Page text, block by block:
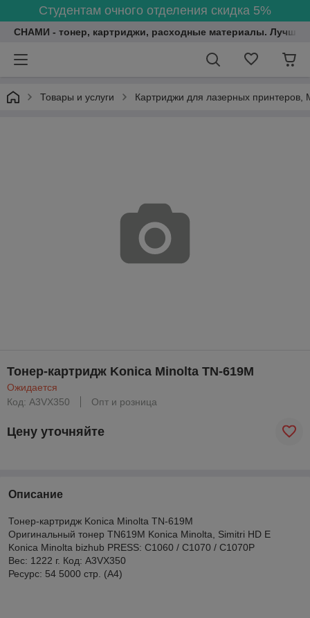
Студентам очного отделения скидка 5%
СНАМИ - тонер, картриджи, расходные материалы.
Товары и услуги Картриджи для лазерных
Тонер-картридж Konica Minolta TN-619M
Ожидается
Код: A3VX350
Опт и розница
Цену уточняйте
Описание
Тонер-картридж Konica Minolta TN-619M
Оригинальный тонер TN619M Konica Minolta, Simitri HD E
Konica Minolta bizhub PRESS: C1060 / C1070 / C1070P
Вес: 1222 г. Код: A3VX350
Ресурс: 54 5000 стр. (А4)